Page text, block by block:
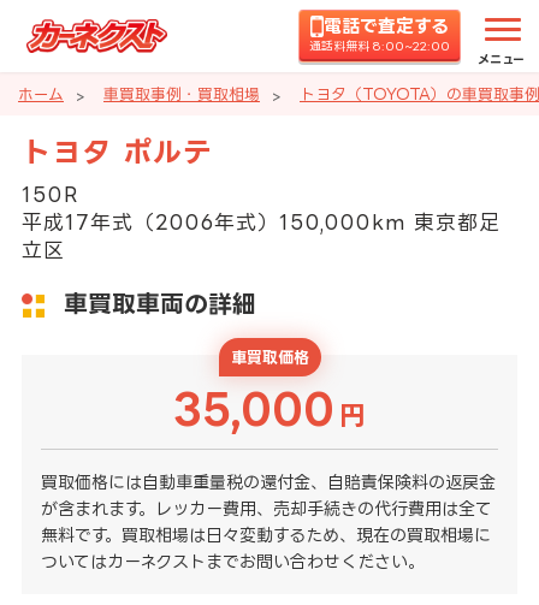
電話で査定する
通話料無料 8:00~22:00
メニュー
ホーム 車買取事例・買取相場 トヨタ（TOYOTA）の車買取事
トヨタ ポルテ
150R
平成17年式（2006年式）150,000km 東京都足
立区
車買取車両の詳細
車買取価格
35,000 円
買取価格には自動車重量税の還付金、自賠責保険料の返戻金
が含まれます。レッカー費用、売却手続きの代行費用は全て
無料です。買取相場は日々変動するため、現在の買取相場に
ついてはカーネクストまでお問い合わせください。